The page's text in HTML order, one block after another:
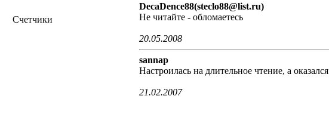
Счетчики
DecaDence88(steclo88@list.ru)
Не читайте - обломаетесь
20.05.2008
sannap
Настроилась на длительное чтение, а
21.02.2007